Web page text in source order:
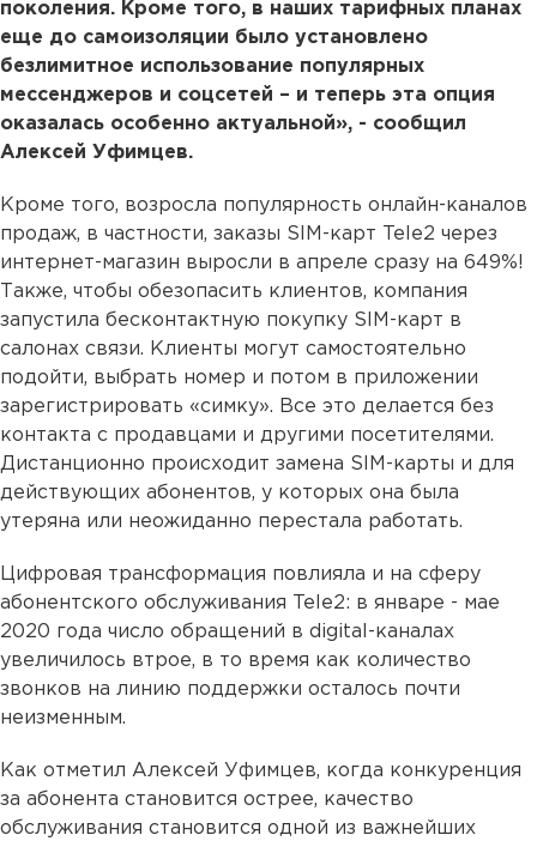
поколения. Кроме того, в наших тарифных планах
еще до самоизоляции было установлено
безлимитное использование популярных
мессенджеров и соцсетей – и теперь эта опция
оказалась особенно актуальной», - сообщил
Алексей Уфимцев.
Кроме того, возросла популярность онлайн-каналов
продаж, в частности, заказы SIM-карт Tele2 через
интернет-магазин выросли в апреле сразу на 649%!
Также, чтобы обезопасить клиентов, компания
запустила бесконтактную покупку SIM-карт в
салонах связи. Клиенты могут самостоятельно
подойти, выбрать номер и потом в приложении
зарегистрировать «симку». Все это делается без
контакта с продавцами и другими посетителями.
Дистанционно происходит замена SIM-карты и для
действующих абонентов, у которых она была
утеряна или неожиданно перестала работать.
Цифровая трансформация повлияла и на сферу
абонентского обслуживания Tele2: в январе - мае
2020 года число обращений в digital-каналах
увеличилось втрое, в то время как количество
звонков на линию поддержки осталось почти
неизменным.
Как отметил Алексей Уфимцев, когда конкуренция
за абонента становится острее, качество
обслуживания становится одной из важнейших